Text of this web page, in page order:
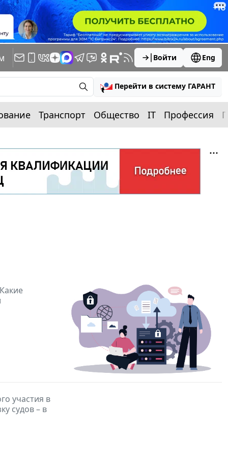
Войти Eng
Перейти в систему ГАРАНТ
Транспорт Общество IT Профессия
участия в
судов – в